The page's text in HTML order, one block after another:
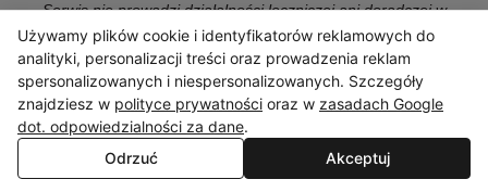
Serwis nie prowadzi działalności leczniczej ani doradczej w
rozumieniu przepisów prawa. W sprawach zdrowotnych,
kosmetycznych i związanych z suplementacją zawsze należy
konsultować się z odpowiednim specjalistą - lekarzem,
farmaceutą, dermatologiem, dietetykiem lub kosmetologiem.
[Dowiedz się więcej]
© Copyright 2026 ranking-konsumencki.pl
Używamy plików cookie i identyfikatorów reklamowych do
analityki, personalizacji treści oraz prowadzenia reklam
spersonalizowanych i niespersonalizowanych. Szczegóły
znajdziesz w polityce prywatności oraz w zasadach Google
dot. odpowiedzialności za dane.
Odrzuć
Akceptuj